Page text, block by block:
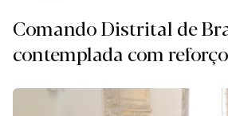
Comando Distrital de
contemplada com